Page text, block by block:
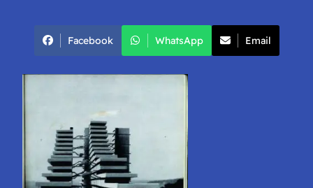
Facebook WhatsApp Email